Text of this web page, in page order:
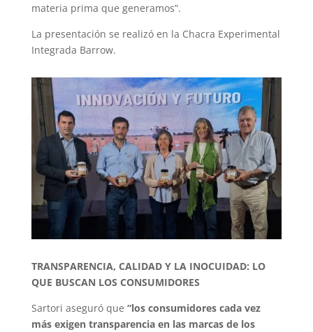
materia prima que generamos”.
La presentación se realizó en la Chacra Experimental
Integrada Barrow.
TRANSPARENCIA, CALIDAD Y LA INOCUIDAD: LO
QUE BUSCAN LOS CONSUMIDORES
Sartori aseguró que “los consumidores cada vez
más exigen transparencia en las marcas de los